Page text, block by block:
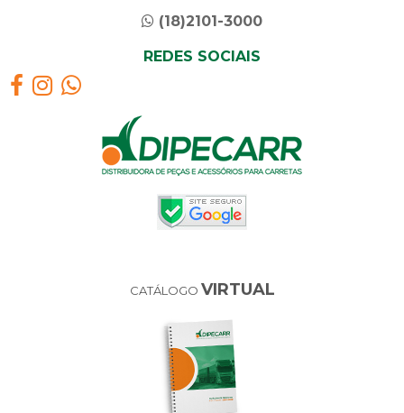
(18)2101-3000
REDES SOCIAIS
CATÁLOGO VIRTUAL